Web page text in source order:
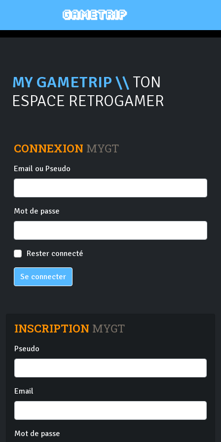
MY GAMETRIP \\ TON
ESPACE RETROGAMER
CONNEXION MYGT
Email ou Pseudo
Mot de passe
Rester connecté
Se connecter
INSCRIPTION MYGT
Pseudo
Email
Mot de passe